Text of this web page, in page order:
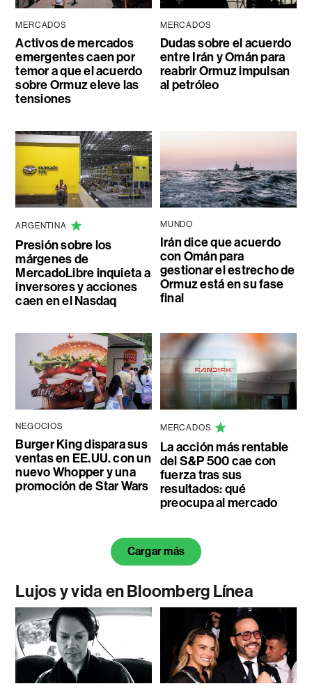
MERCADOS
Activos de mercados
emergentes caen por
temor a que el acuerdo
sobre Ormuz eleve las
tensiones
MERCADOS
Dudas sobre el acuerdo
entre Irán y Omán para
reabrir Ormuz impulsan
al petróleo
ARGENTINA
Presión sobre los
márgenes de
MercadoLibre inquieta a
inversores y acciones
caen en el Nasdaq
MUNDO
Irán dice que acuerdo
con Omán para
gestionar el estrecho de
Ormuz está en su fase
final
NEGOCIOS
Burger King dispara sus
ventas en EE.UU. con un
nuevo Whopper y una
promoción de Star Wars
MERCADOS
La acción más rentable
del S&P 500 cae con
fuerza tras sus
resultados: qué
preocupa al mercado
Cargar más
Lujos y vida en Bloomberg Línea